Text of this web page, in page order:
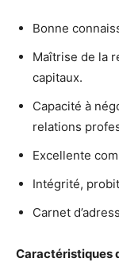
Bonne
Maîtrise de la
capitaux.
Capacité à
relations
Excellente
Intégrité,
Carnet
Caractéristiques